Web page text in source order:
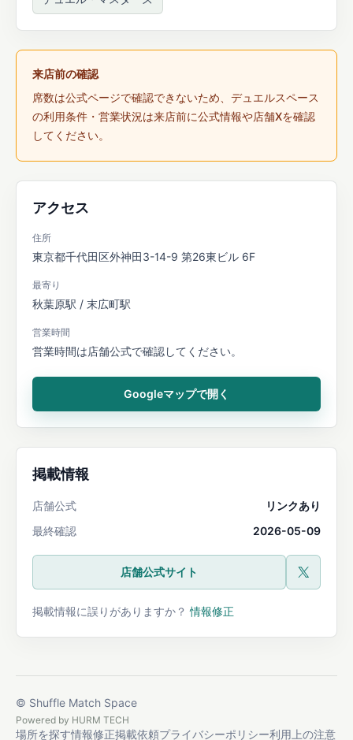
来店前の確認
席数は公式ページで確認できないため、デュエルスペース
の利用条件・営業状況は来店前に公式情報や店舗Xを確認
してください。
アクセス
住所
東京都千代田区外神田3-14-9 第26東ビル 6F
最寄り
秋葉原駅 / 末広町駅
営業時間
営業時間は店舗公式で確認してください。
Googleマップで開く
掲載情報
店舗公式
リンクあり
最終確認
2026-05-09
店舗公式サイト 公式X
掲載情報に誤りがありますか？情報修正
© Shuffle Match Space
Powered by HURM TECH
場所を探す情報修正掲載依頼プライバシーポリシー利用上の注意